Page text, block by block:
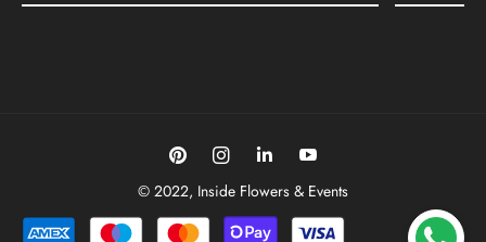
Pin Ins
You
© 2022, Inside Flowers & Events